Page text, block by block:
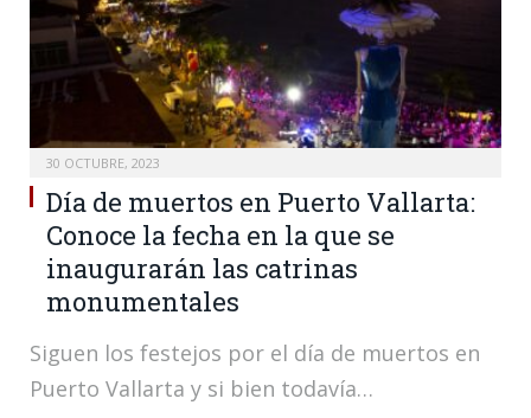
30 OCTUBRE, 2023
Día de muertos en Puerto Vallarta:
Conoce la fecha en la que se
inaugurarán las catrinas
monumentales
Siguen los festejos por el día de muertos en
Puerto Vallarta y si bien todavía…